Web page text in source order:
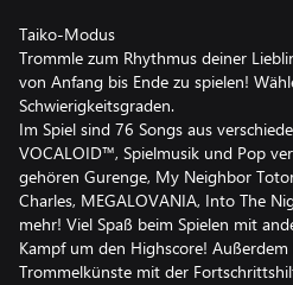
Taiko-Modus
Trommle zum Rhythmus deiner
von Anfang bis Ende zu spielen!
Schwierigkeitsgraden.
Im Spiel sind 76 Songs aus
VOCALOID™, Spielmusik und Pop
gehören Gurenge, My Neighbor
Charles, MEGALOVANIA, Into The
mehr! Viel Spaß beim Spielen mit
Kampf um den Highscore!
Trommelkünste mit der